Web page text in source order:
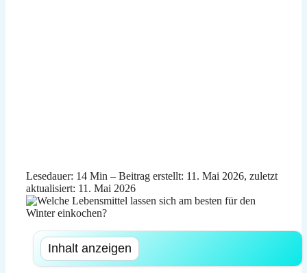
Lesedauer: 14 Min – Beitrag erstellt: 11. Mai 2026, zuletzt
aktualisiert: 11. Mai 2026
Inhalt anzeigen